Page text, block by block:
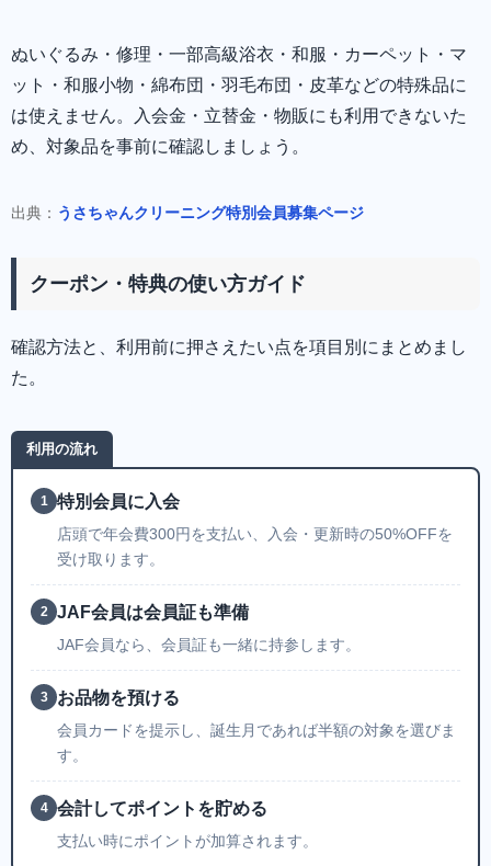
ぬいぐるみ・修理・一部高級浴衣・和服・カーペット・マ
ット・和服小物・綿布団・羽毛布団・皮革などの特殊品に
は使えません。入会金・立替金・物販にも利用できないた
め、対象品を事前に確認しましょう。
出典： うさちゃんクリーニング特別会員募集ページ
クーポン・特典の使い方ガイド
確認方法と、利用前に押さえたい点を項目別にまとめまし
た。
利用の流れ
1 特別会員に入会
店頭で年会費300円を支払い、入会・更新時の50%OFFを
受け取ります。
2 JAF会員は会員証も準備
JAF会員なら、会員証も一緒に持参します。
3 お品物を預ける
会員カードを提示し、誕生月であれば半額の対象を選びま
す。
4 会計してポイントを貯める
支払い時にポイントが加算されます。